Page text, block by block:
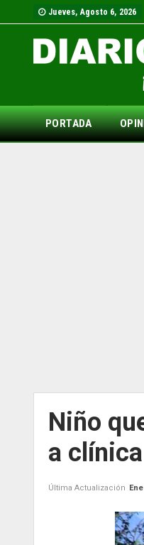
Jueves, Agosto 6, 2026
PORTADA
Niño
a
Última Actualización